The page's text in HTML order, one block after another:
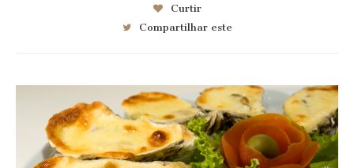
Curtir
Compartilhar este